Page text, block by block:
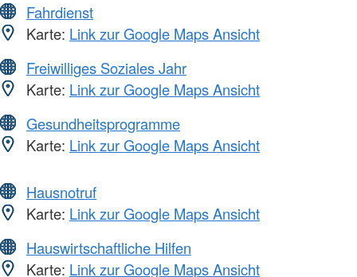
Fahrdienst
Karte: Link zur Google Maps Ansicht
Freiwilliges Soziales Jahr
Karte: Link zur Google Maps Ansicht
Gesundheitsprogramme
Karte: Link zur Google Maps Ansicht
Hausnotruf
Karte: Link zur Google Maps Ansicht
Hauswirtschaftliche Hilfen
Karte: Link zur Google Maps Ansicht